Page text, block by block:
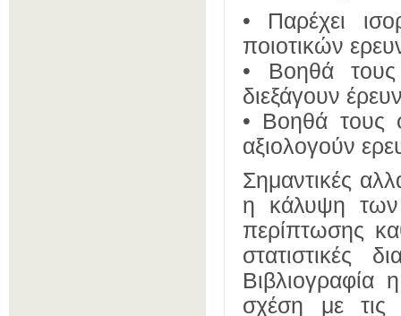
• Παρέχει
ποιοτικών
• Βοηθά
διεξάγουν
• Βοηθά τους
αξιολογούν
Σημαντικές
η κάλυψη των
περίπτωσης
στατιστικές
Βιβλιογραφία
σχέση με τις